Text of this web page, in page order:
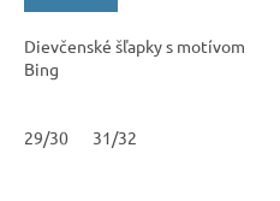
Dievčenské šľapky s motívom
Bing
29/30 31/32